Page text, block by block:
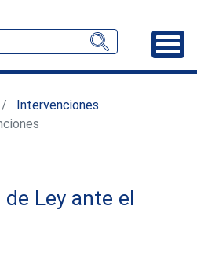
Intervenciones
Ley ante el